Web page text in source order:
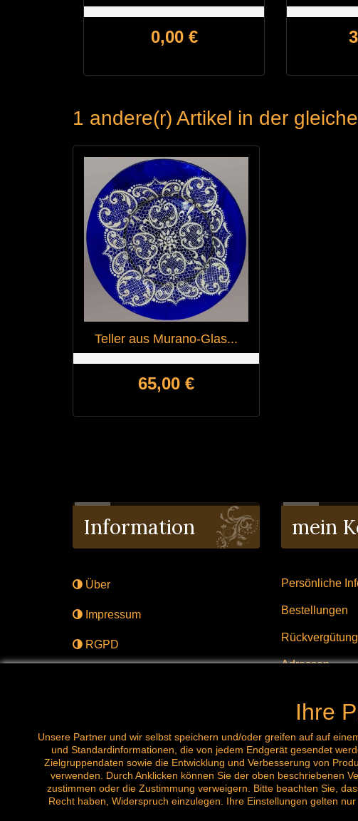
Preis
0,00 €
1 andere(r) Artikel in der
Teller aus Murano-Glas...
Preis
65,00 €
Information
Über
Impressum
RGPD
Über
mein
Persönliche
Bestellungen
Adressen
Versteigerung
Ihre
Unsere Partner und wir selbst speichern und/oder greifen auf auf
und Standardinformationen, die von jedem Endgerät gesendet
Zielgruppendaten sowie die Entwicklung und Verbesserung von
verwenden. Durch Anklicken können Sie der oben beschriebenen
zustimmen oder die Zustimmung verweigern. Bitte beachten Sie,
Recht haben, Widerspruch einzulegen. Ihre Einstellungen gelten